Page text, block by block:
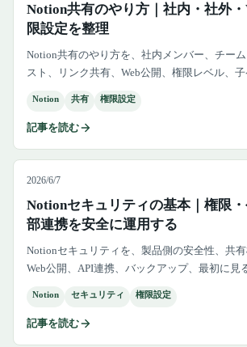
Notion共有のやり方｜社内・社外
限設定を整理
Notion共有のやり方を、社内メンバー、チー
スト、リンク共有、Web公開、権限レベル、
Notion 共有 権限設定
記事を読む
2026/6/7
Notionセキュリティの基本｜権限
部連携を安全に運用する
Notionセキュリティを、製品側の安全性、共有
Web公開、API連携、バックアップ、最初に見
Notion セキュリティ 権限設定
記事を読む